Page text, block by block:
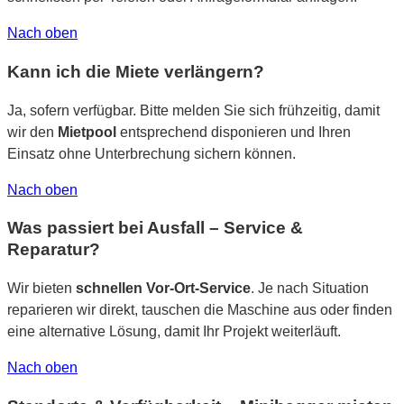
Nach oben
Kann ich die Miete verlängern?
Ja, sofern verfügbar. Bitte melden Sie sich frühzeitig, damit
wir den Mietpool entsprechend disponieren und Ihren
Einsatz ohne Unterbrechung sichern können.
Nach oben
Was passiert bei Ausfall – Service &
Reparatur?
Wir bieten schnellen Vor-Ort-Service. Je nach Situation
reparieren wir direkt, tauschen die Maschine aus oder finden
eine alternative Lösung, damit Ihr Projekt weiterläuft.
Nach oben